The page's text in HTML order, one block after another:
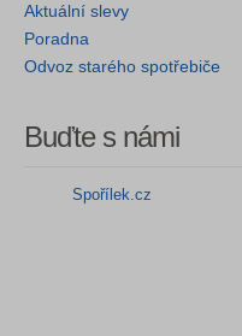
Aktuální slevy
Poradna
Odvoz starého spotřebiče
Buďte s námi
Spořílek.cz